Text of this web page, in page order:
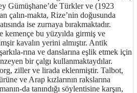
Gümüşhane’de Türkler ve (1923
çalın-makta, Rize’nin doğusunda
ise zurnaya bırakmaktadır.
kemençe bu yüzyılda girmiş ve
kavalın yerini almıştır. Antik
rına ve danslarına eşlik etmek için
bir çalgı kullanmaktaydılar.
ziller ve lirada eklenmiştir. Talbot,
ve Arap kızlarının rakslarına
da tanındığı söylentisine karşın,